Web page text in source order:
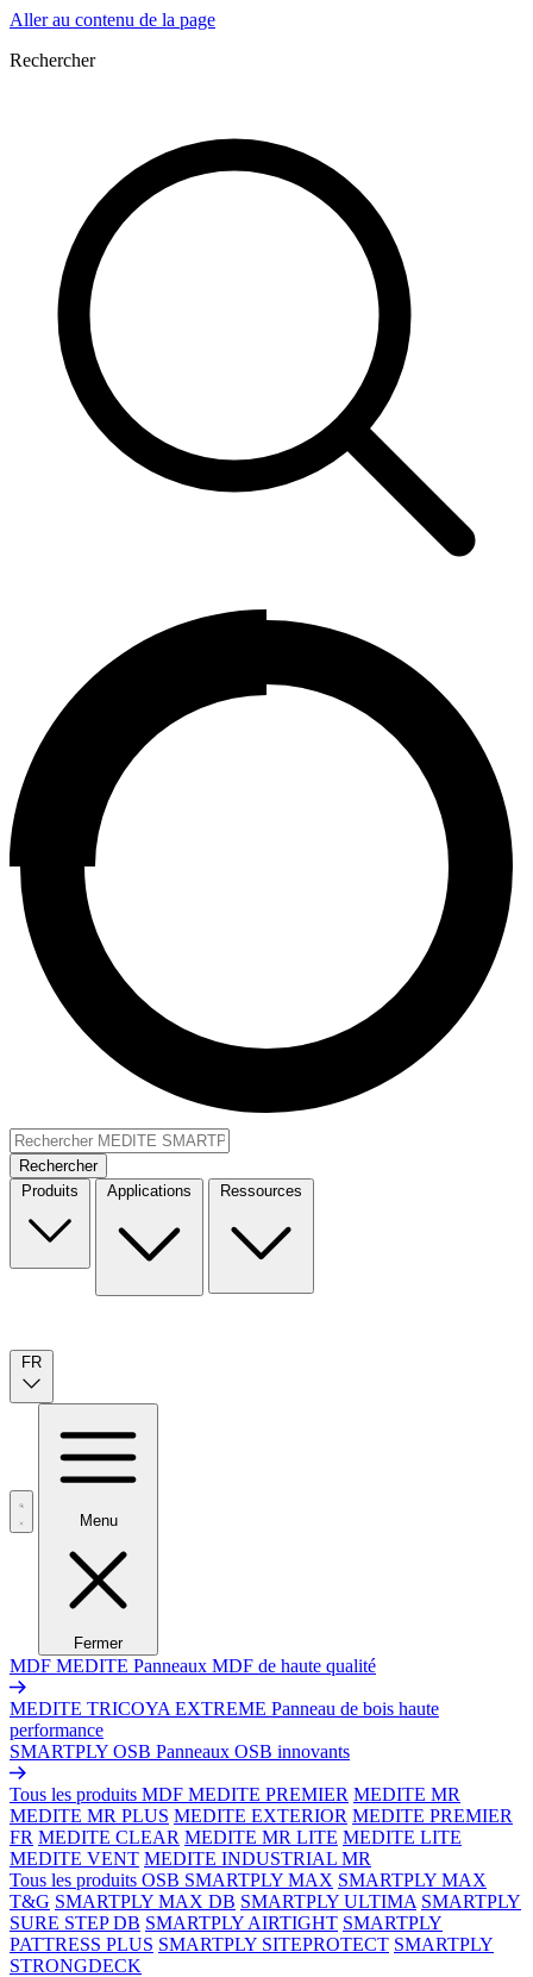
Aller au contenu de la page
Rechercher
Rechercher
Produits
Applications Ressources
FR
Menu
Fermer
MDF MEDITE Panneaux MDF de haute qualité
MEDITE TRICOYA EXTREME Panneau de bois haute
performance
SMARTPLY OSB Panneaux OSB innovants
Tous les produits MDF MEDITE PREMIER MEDITE MR
MEDITE MR PLUS MEDITE EXTERIOR MEDITE PREMIER
FR MEDITE CLEAR MEDITE MR LITE MEDITE LITE
MEDITE VENT MEDITE INDUSTRIAL MR
Tous les produits OSB SMARTPLY MAX SMARTPLY MAX
T&G SMARTPLY MAX DB SMARTPLY ULTIMA SMARTPLY
SURE STEP DB SMARTPLY AIRTIGHT SMARTPLY
PATTRESS PLUS SMARTPLY SITEPROTECT SMARTPLY
STRONGDECK